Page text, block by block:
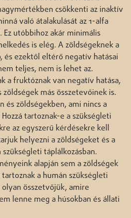
csökkenti az inaktív
való átalakulását az 1-alfa
utóbbihoz akár minimális
is elég. A zöldségeknek a
és ezektől eltérő negatív hatásai
teljes, nem is lehet az.
a fruktóznak van negatív hatása,
más összetevőinek is.
és zöldségekben, ami nincs a
tartoznak-e a szükségleti
az egyszerű kérdésekre kell
helyezni a zöldségeket és a
táplálkozásban.
alapján sem a zöldségek
a humán szükségleti
összetvőjük, amire
lenne meg a húsokban és állati